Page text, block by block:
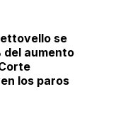
se
del aumento
los paros